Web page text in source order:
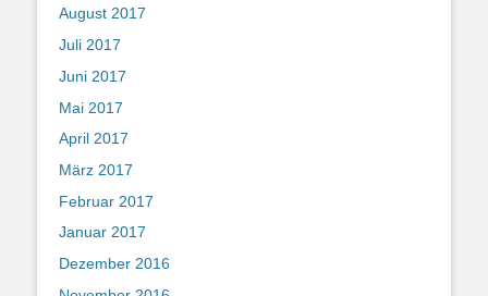
August 2017
Juli 2017
Juni 2017
Mai 2017
April 2017
März 2017
Februar 2017
Januar 2017
Dezember 2016